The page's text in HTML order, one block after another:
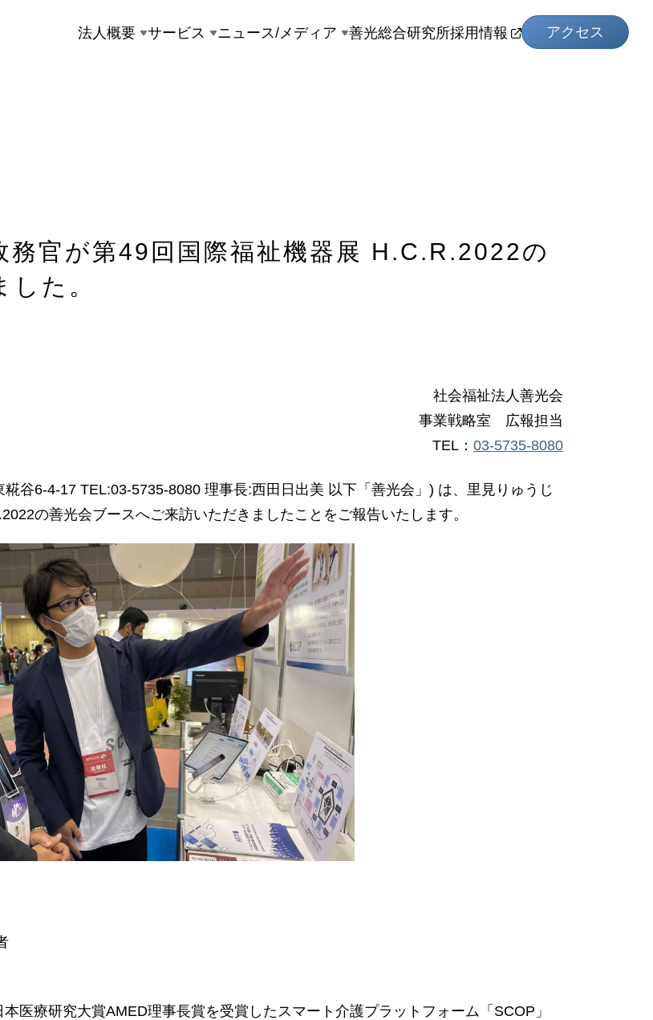
法人概要 サービス ニュース/メディア 善光総合研究所採用情報 アクセス
務官が第49回国際福祉機器展 H.C.R.2022の
た。
社会福祉法人善光会
事業戦略室 広報担当
TEL： 03-5735-8080
谷6-4-17 TEL:03-5735-8080 理事長:西田日出美 以下「善光会」) は、里見りゅうじ
の善光会ブースへご来訪いただきましたことをご報告いたします。
医療研究大賞AMED理事長賞を受賞したスマート介護プラットフォーム「SCOP」